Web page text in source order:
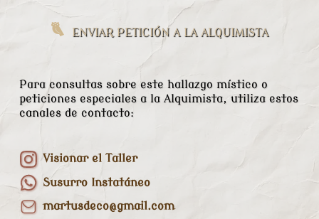
ENVIAR PETICIÓN A LA ALQUIMISTA
Para consultas sobre este hallazgo místico o
peticiones especiales a la Alquimista, utiliza estos
canales de contacto:
Visionar el Taller
Susurro Instatáneo
martusdeco@gmail.com